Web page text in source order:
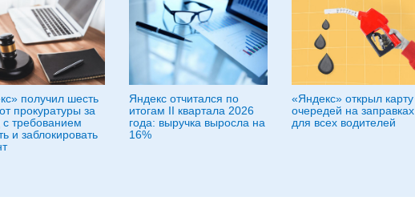
получил шесть
прокуратуры за
требованием
и заблокировать
Яндекс отчитался по
итогам II квартала 2026
года: выручка выросла на
16%
«Яндекс» открыл карту
очередей на заправках
для всех водителей